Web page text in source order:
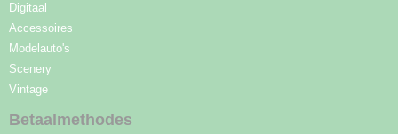
Digitaal
Accessoires
Modelauto's
Scenery
Vintage
Betaalmethodes